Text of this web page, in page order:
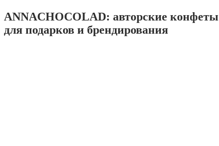
ANNACHOCOLAD: авторские
для подарков и брендирования